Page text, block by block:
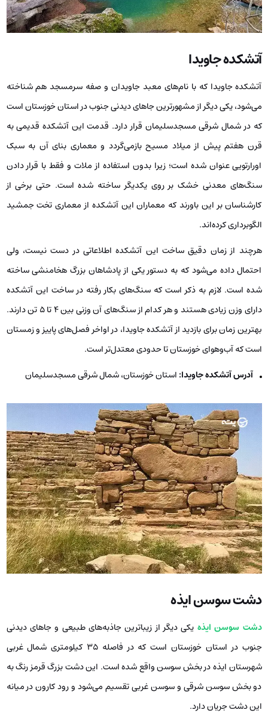
آتشکده جاویدا
آتشکده جاویدا که با نام‌های معبد جاویدان و صفه سرمسجد هم شناخته
می‌شود، یکی دیگر از مشهورترین جاهای دیدنی جنوب در استان خوزستان است
که در شمال شرقی مسجدسلیمان قرار دارد. قدمت این آتشکده قدیمی به
قرن هفتم پیش از میلاد مسیح بازمی‌گردد و معماری بنای آن به سبک
اورارتویی عنوان شده است؛ زیرا بدون استفاده از ملات و فقط با قرار دادن
سنگ‌های معدنی خشک بر روی یکدیگر ساخته شده است. حتی برخی از
کارشناسان بر این باورند که معماران این آتشکده از معماری تخت جمشید
الگوبرداری کرده‌اند.
هرچند از زمان دقیق ساخت این آتشکده اطلاعاتی در دست نیست، ولی
احتمال داده می‌شود که به دستور یکی از پادشاهان بزرگ هخامنشی ساخته
شده است. لازم به ذکر است که سنگ‌های بکار رفته در ساخت این آتشکده
دارای وزن زیادی هستند و هر کدام از سنگ‌های آن وزنی بین ۴ تا ۵ تن دارند.
بهترین زمان برای بازدید از آتشکده جاویدا، در اواخر فصل‌های پاییز و زمستان
است که آب‌وهوای خوزستان تا حدودی معتدل‌تر است.
آدرس آتشکده جاویدا: استان خوزستان، شمال شرقی مسجدسلیمان
دشت سوسن ایذه
دشت سوسن ایذه یکی دیگر از زیباترین جاذبه‌های طبیعی و جاهای دیدنی
جنوب در استان خوزستان است که در فاصله 35 کیلومتری شمال غربی
شهرستان ایذه در بخش سوسن واقع شده است. این دشت بزرگ قرمز رنگ به
دو بخش سوسن شرقی و سوسن غربی تقسیم می‌شود و رود کارون در میانه
این دشت جریان دارد.